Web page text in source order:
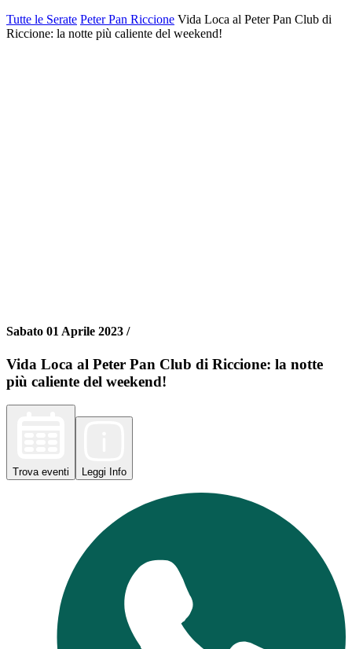
Tutte le Serate Peter Pan Riccione Vida Loca al Peter Pan Club di
Riccione: la notte più caliente del weekend!
Sabato 01 Aprile 2023 /
Vida Loca al Peter Pan Club di Riccione: la notte
più caliente del weekend!
Trova eventi Leggi Info